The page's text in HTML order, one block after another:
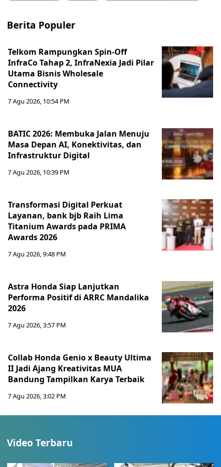
Berita Populer
Telkom Rampungkan Spin-Off
InfraCo Tahap 2, InfraNexia Jadi Pilar
Utama Bisnis Wholesale
Connectivity
7 Agu 2026, 10:54 PM
BATIC 2026: Membuka Jalan Menuju
Masa Depan AI, Konektivitas, dan
Infrastruktur Digital
7 Agu 2026, 10:39 PM
Transformasi Digital Perkuat
Layanan, bank bjb Raih Lima
Titanium Awards pada PRIMA
Awards 2026
7 Agu 2026, 9:48 PM
Astra Honda Siap Lanjutkan
Performa Positif di ARRC Mandalika
2026
7 Agu 2026, 3:57 PM
Collab Honda Genio x Beauty Ultima
II Jadi Ajang Kreativitas MUA
Bandung Tampilkan Karya Terbaik
7 Agu 2026, 3:02 PM
Video Terbaru